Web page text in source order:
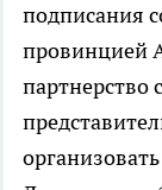
подписания
провинцией
партнерство